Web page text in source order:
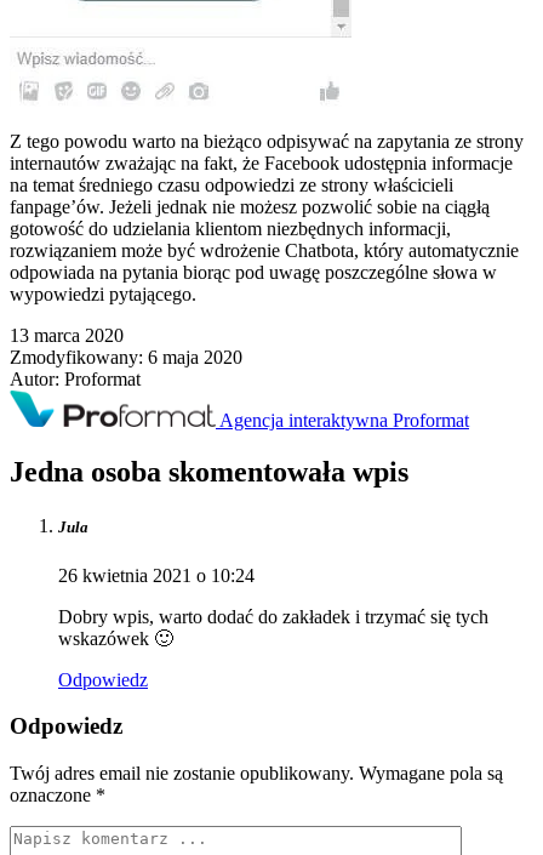
Z tego powodu warto na bieżąco odpisywać na zapytania ze strony
internautów zważając na fakt, że Facebook udostępnia informacje
na temat średniego czasu odpowiedzi ze strony właścicieli
fanpage’ów. Jeżeli jednak nie możesz pozwolić sobie na ciągłą
gotowość do udzielania klientom niezbędnych informacji,
rozwiązaniem może być wdrożenie Chatbota, który automatycznie
odpowiada na pytania biorąc pod uwagę poszczególne słowa w
wypowiedzi pytającego.
13 marca 2020
Zmodyfikowany: 6 maja 2020
Autor: Proformat
Agencja interaktywna Proformat
Jedna osoba skomentowała wpis
Jula
26 kwietnia 2021 o 10:24
Dobry wpis, warto dodać do zakładek i trzymać się tych
wskazówek 🙂
Odpowiedz
Odpowiedz
Twój adres email nie zostanie opublikowany. Wymagane pola są
oznaczone *